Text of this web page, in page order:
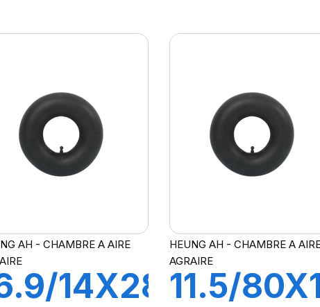
AH - CHAMBRE A AIRE
14X28
HEUNG AH - CHAMBRE A
AGRAIRE
11.5/